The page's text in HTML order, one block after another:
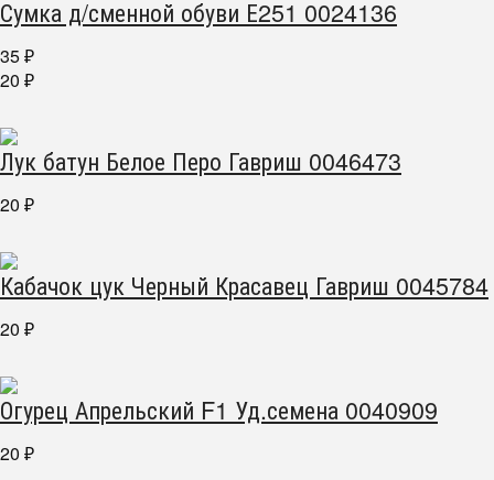
Сумка д/сменной обуви Е251 0024136
35 ₽
20 ₽
Лук батун Белое Перо Гавриш 0046473
20 ₽
Кабачок цук Черный Красавец Гавриш 0045784
20 ₽
Огурец Апрельский F1 Уд.семена 0040909
20 ₽